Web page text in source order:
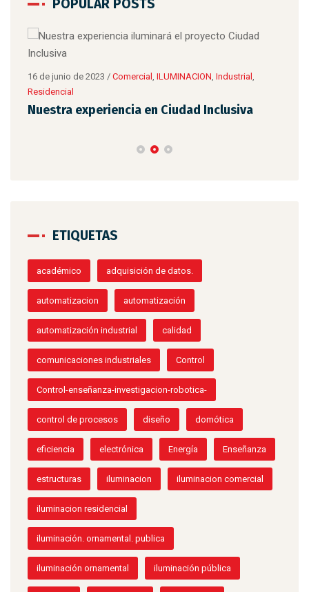
POPULAR POSTS
16 de junio de 2023 / Comercial , ILUMINACION, Industrial ,
Residencial
Nuestra experiencia en Ciudad Inclusiva
ETIQUETAS
académico adquisición de datos.
automatizacion automatización
automatización industrial calidad
comunicaciones industriales Control
Control-enseñanza-investigacion-robotica-
control de procesos diseño domótica
eficiencia electrónica Energía Enseñanza
estructuras iluminacion iluminacion comercial
iluminacion residencial
iluminación. ornamental. publica
iluminación ornamental iluminación pública